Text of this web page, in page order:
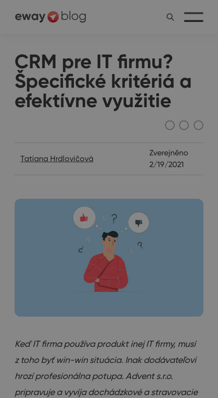
CRM pre IT firmu?
Špecifické kritériá a
efektívne využitie
Tatiana Hrdlovičová
Zverejněno
2/19/2021
Keď IT firma používa produkt inej IT firmy, musí
z toho byť win-win situácia. Inak dodávateľovi
hrozí profesionálna potupa. Advent s.r.o.
pripravuje a vyvíja dochádzkové a stravovacie